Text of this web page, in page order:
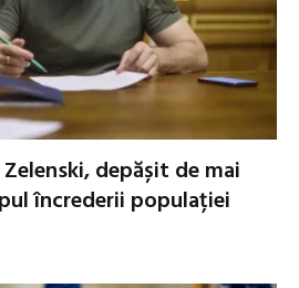
depășit de mai
încrederii populației